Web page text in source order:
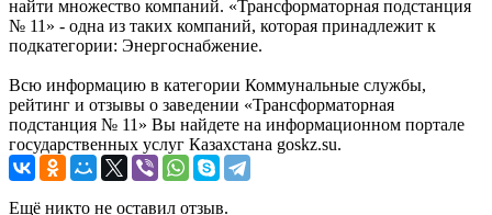
найти множество компаний. «Трансформаторная подстанция
№ 11» - одна из таких компаний, которая принадлежит к
подкатегории: Энергоснабжение.
Всю информацию в категории Коммунальные службы,
рейтинг и отзывы о заведении «Трансформаторная
подстанция № 11» Вы найдете на информационном портале
государственных услуг Казахстана goskz.su.
Ещё никто не оставил отзыв.